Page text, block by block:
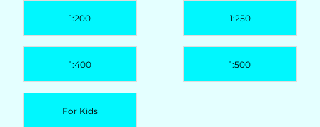
1:200 1:250
1:400 1:500
For Kids